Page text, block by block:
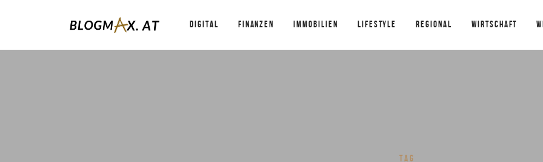
DIGITAL FINANZEN IMMOBILIEN LIFESTYLE REGIONAL WIRTSCHAFT
TAG